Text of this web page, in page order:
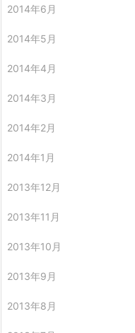
2014年6月
2014年5月
2014年4月
2014年3月
2014年2月
2014年1月
2013年12月
2013年11月
2013年10月
2013年9月
2013年8月